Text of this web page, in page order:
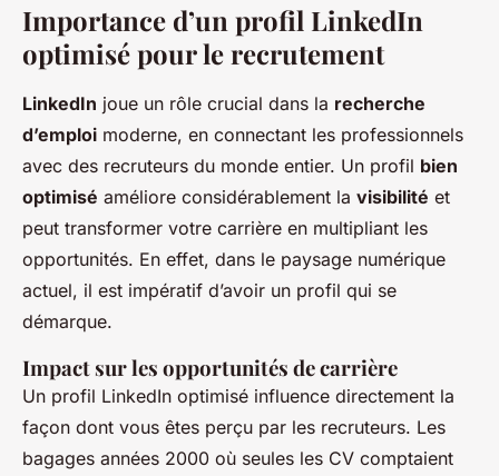
Importance d’un profil LinkedIn
optimisé pour le recrutement
LinkedIn joue un rôle crucial dans la recherche
d’emploi moderne, en connectant les professionnels
avec des recruteurs du monde entier. Un profil bien
optimisé améliore considérablement la visibilité et
peut transformer votre carrière en multipliant les
opportunités. En effet, dans le paysage numérique
actuel, il est impératif d’avoir un profil qui se
démarque.
Impact sur les opportunités de carrière
Un profil LinkedIn optimisé influence directement la
façon dont vous êtes perçu par les recruteurs. Les
bagages années 2000 où seules les CV comptaient